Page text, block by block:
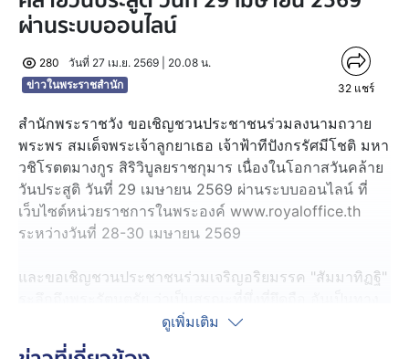
ผ่านระบบออนไลน์
280
วันที่ 27 เม.ย. 2569 | 20.08 น.
ข่าวในพระราชสำนัก
32 แชร์
สำนักพระราชวัง ขอเชิญชวนประชาชนร่วมลงนามถวาย
พระพร สมเด็จพระเจ้าลูกยาเธอ เจ้าฟ้าทีปังกรรัศมีโชติ มหา
วชิโรตตมางกูร สิริวิบูลยราชกุมาร เนื่องในโอกาสวันคล้าย
วันประสูติ วันที่ 29 เมษายน 2569 ผ่านระบบออนไลน์ ที่
เว็บไซต์หน่วยราชการในพระองค์ www.royaloffice.th
ระหว่างวันที่ 28-30 เมษายน 2569
และขอเชิญชวนประชาชนร่วมเจริญอริยมรรค "สัมมาทิฏฐิ"
เป็นธรรมที่พระพุทธองค์ได้ตรัสไว้โดยชอบ เพื่อถวายเป็น
พระกุศล เนื่องในโอกาสวันคล้ายวันประสูติ สมเด็จพระเจ้า
ดูเพิ่มเติม